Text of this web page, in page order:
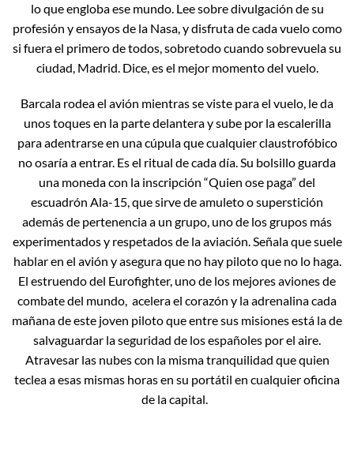
lo que engloba ese mundo. Lee sobre divulgación de su
profesión y ensayos de la Nasa, y disfruta de cada vuelo como
si fuera el primero de todos, sobretodo cuando sobrevuela su
ciudad, Madrid. Dice, es el mejor momento del vuelo.
Barcala rodea el avión mientras se viste para el vuelo, le da
unos toques en la parte delantera y sube por la escalerilla
para adentrarse en una cúpula que cualquier claustrofóbico
no osaría a entrar. Es el ritual de cada día. Su bolsillo guarda
una moneda con la inscripción “Quien ose paga” del
escuadrón Ala-15, que sirve de amuleto o superstición
además de pertenencia a un grupo, uno de los grupos más
experimentados y respetados de la aviación. Señala que suele
hablar en el avión y asegura que no hay piloto que no lo haga.
El estruendo del Eurofighter, uno de los mejores aviones de
combate del mundo, acelera el corazón y la adrenalina cada
mañana de este joven piloto que entre sus misiones está la de
salvaguardar la seguridad de los españoles por el aire.
Atravesar las nubes con la misma tranquilidad que quien
teclea a esas mismas horas en su portátil en cualquier oficina
de la capital.